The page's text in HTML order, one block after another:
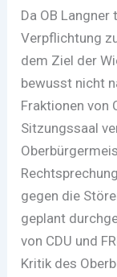
Da OB
Verpflichtung
dem Ziel der
bewusst nicht
Fraktionen von
Sitzungssaal
gegen die
geplant
von CDU und
Kritik des